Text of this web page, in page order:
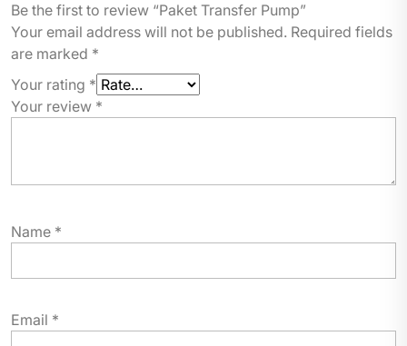
Be the first to review “Paket Transfer Pump”
Your email address will not be published. Required fields
are marked *
Your rating *
Your review *
Name *
Email *